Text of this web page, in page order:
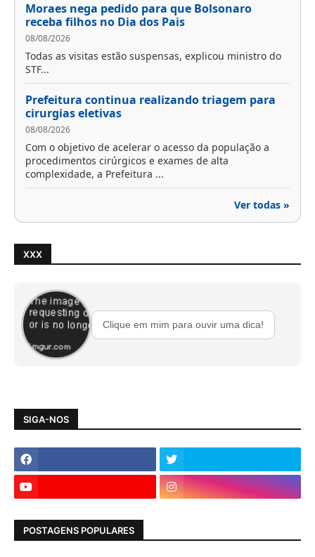
Moraes nega pedido para que Bolsonaro
receba filhos no Dia dos Pais
08/08/2026
Todas as visitas estão suspensas, explicou ministro do
STF...
Prefeitura continua realizando triagem para
cirurgias eletivas
08/08/2026
Com o objetivo de acelerar o acesso da população a
procedimentos cirúrgicos e exames de alta
complexidade, a Prefeitura ...
Ver todas »
XXX
Clique em mim para ouvir uma dica!
SIGA-NOS
POSTAGENS POPULARES